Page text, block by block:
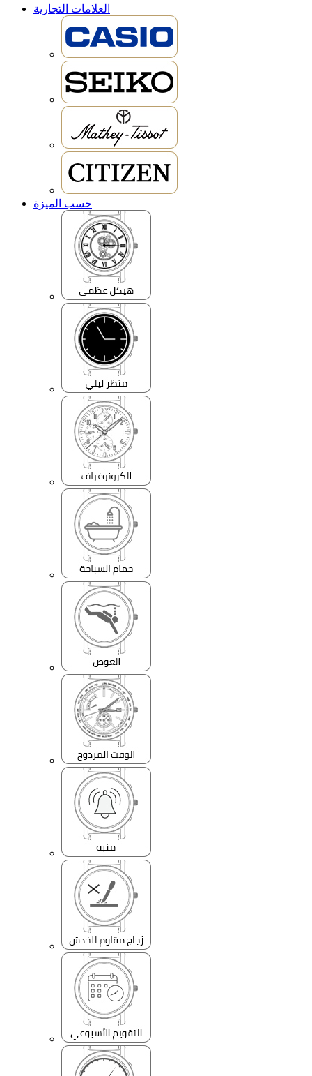
العلامات التجارية
حسب الميزة